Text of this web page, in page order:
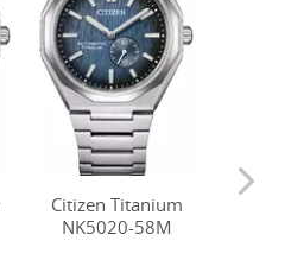
Citizen Titanium
NK5020-58M